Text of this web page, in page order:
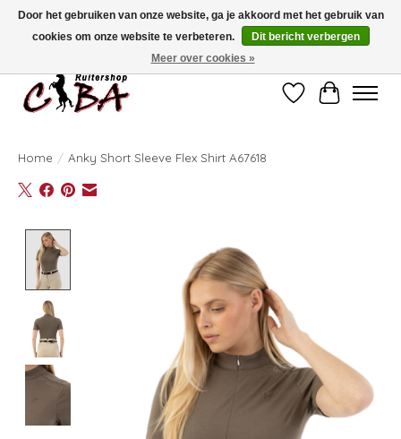
Bij vragen kan u ons contacteren op het nummer 011/60.67.34 ofciba@skynet.be
Ambachtstraat 22 A, 3530 Helchteren
Verlanglijst
Home / Anky Short Sleeve Flex Shirt A67618
Door het gebruiken van onze website, ga je akkoord met het gebruik van
cookies om onze website te verbeteren.
Dit bericht verbergen
Meer over cookies »